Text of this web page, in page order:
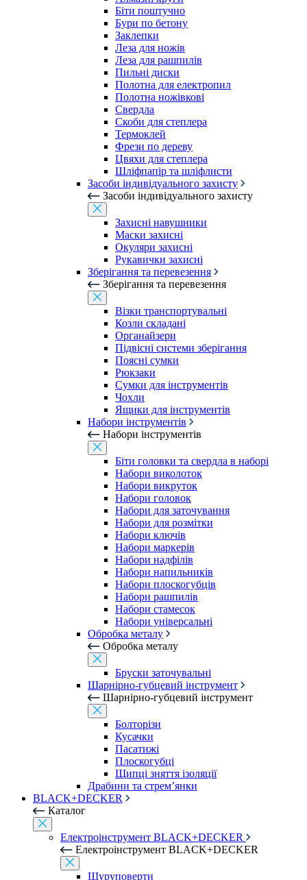
Біти поштучно
Бури по бетону
Заклепки
Леза для ножів
Леза для рашпилів
Пильні диски
Полотна для електропил
Полотна ножівкові
Свердла
Скоби для степлера
Термоклей
Фрези по дереву
Цвяхи для степлера
Шліфпапір та шліфлисти
Засоби індивідуального захисту
Засоби індивідуального захисту
Захисні навушники
Маски захисні
Окуляри захисні
Рукавички захисні
Зберігання та перевезення
Зберігання та перевезення
Візки транспортувальні
Козли складані
Органайзери
Підвісні системи зберігання
Поясні сумки
Рюкзаки
Сумки для інструментів
Чохли
Ящики для інструментів
Набори інструментів
Набори інструментів
Біти головки та свердла в наборі
Набори виколоток
Набори викруток
Набори головок
Набори для заточування
Набори для розмітки
Набори ключів
Набори маркерів
Набори надфілів
Набори напильників
Набори плоскогубців
Набори рашпилів
Набори стамесок
Набори універсальні
Обробка металу
Обробка металу
Бруски заточувальні
Шарнірно-губцевий інструмент
Шарнірно-губцевий інструмент
Болторізи
Кусачки
Пасатижі
Плоскогубці
Щипці зняття ізоляції
Драбини та стрем’янки
BLACK+DECKER
Каталог
Електроінструмент BLACK+DECKER
Електроінструмент BLACK+DECKER
Шуруповерти